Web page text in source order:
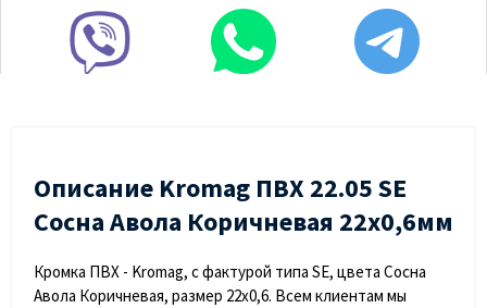
Описание Kromag ПВХ 22.05 SЕ
Сосна Авола Коричневая 22х0,6мм
Кромка ПВХ - Kromag, с фактурой типа SE, цвета Сосна
Авола Коричневая, размер 22х0,6. Всем клиентам мы